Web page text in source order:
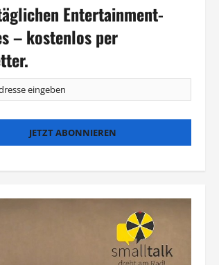
Entertainment-
– kostenlos per